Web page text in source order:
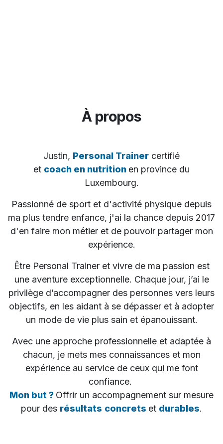
À propos
Justin, Personal Trainer certifié
et coach en nutrition en province du
Luxembourg.
Passionné de sport et d'activité physique depuis
ma plus tendre enfance, j'ai la chance depuis 2017
d'en faire mon métier et de pouvoir partager mon
expérience.
Être Personal Trainer et vivre de ma passion est
une aventure exceptionnelle. Chaque jour, j’ai le
privilège d’accompagner des personnes vers leurs
objectifs, en les aidant à se dépasser et à adopter
un mode de vie plus sain et épanouissant.
Avec une approche professionnelle et adaptée à
chacun, je mets mes connaissances et mon
expérience au service de ceux qui me font
confiance.
Mon but ? Offrir un accompagnement sur mesure
pour des résultats concrets et durables.